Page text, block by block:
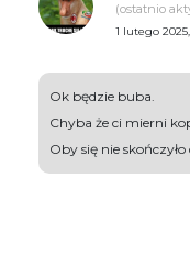
(ostatnio
1 lutego
Ok będzie buba.
Chyba że ci mierni
Oby się nie skończyło